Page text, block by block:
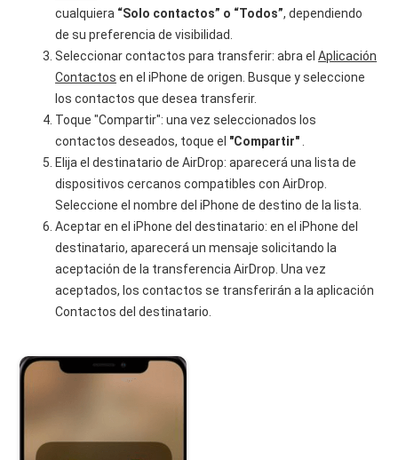
cualquiera “Solo contactos” o “Todos”, dependiendo
de su preferencia de visibilidad.
Seleccionar contactos para transferir: abra elAplicación
Contactos en el iPhone de origen. Busque y seleccione
los contactos que desea transferir.
Toque "Compartir": una vez seleccionados los
contactos deseados, toque el "Compartir"
Elija el destinatario de AirDrop: aparecerá una lista de
dispositivos cercanos compatibles con AirDrop.
Seleccione el nombre del iPhone de destino de la lista.
Aceptar en el iPhone del destinatario: en el iPhone del
destinatario, aparecerá un mensaje solicitando la
aceptación de la transferencia AirDrop. Una vez
aceptados, los contactos se transferirán a la aplicación
Contactos del destinatario.